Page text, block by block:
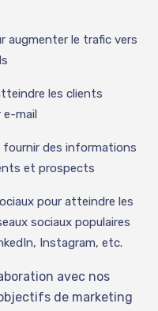
augmenter le trafic vers
les clients
mail
fournir des informations
et prospects
pour atteindre les
sociaux populaires
Instagram, etc.
avec nos
de marketing